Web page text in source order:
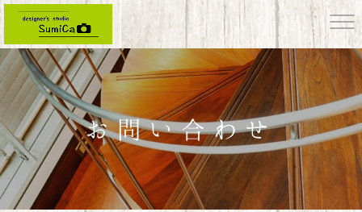
お問い合わせ
designer's studio SumiCa フォトスタジオスミカ HOME
お問い合わせ